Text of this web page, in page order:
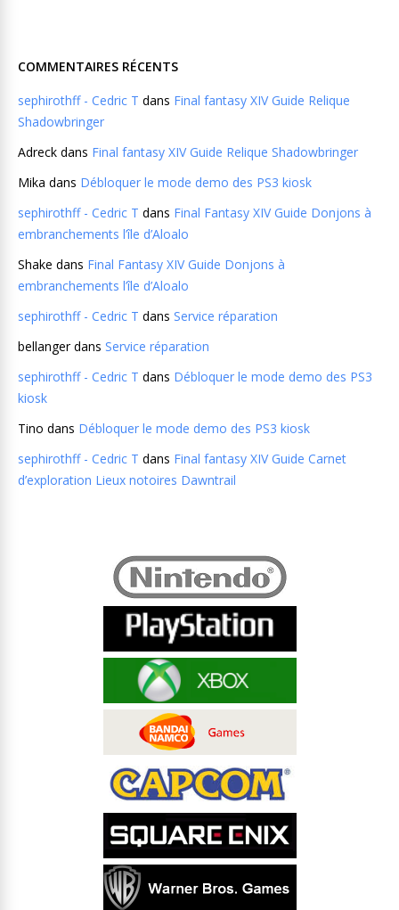
COMMENTAIRES RÉCENTS
sephirothff - Cedric T dans Final fantasy XIV Guide Relique
Shadowbringer
Adreck dans Final fantasy XIV Guide Relique Shadowbringer
Mika dans Débloquer le mode demo des PS3 kiosk
sephirothff - Cedric T dans Final Fantasy XIV Guide Donjons à
embranchements l’île d’Aloalo
Shake dans Final Fantasy XIV Guide Donjons à
embranchements l’île d’Aloalo
sephirothff - Cedric T dans Service réparation
bellangerdans Service réparation
sephirothff - Cedric T dans Débloquer le mode demo des PS3
kiosk
Tino dans Débloquer le mode demo des PS3 kiosk
sephirothff - Cedric T dans Final fantasy XIV Guide Carnet
d’exploration Lieux notoires Dawntrail